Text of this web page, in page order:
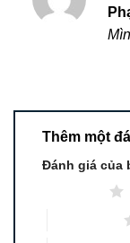
sao
Thêm một
Đánh giá của